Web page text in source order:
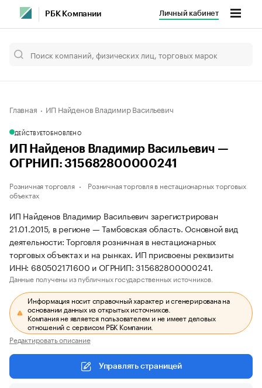
РБК Компании Личный кабинет
Главная ИП Найденов Владимир Васильевич
ДЕЙСТВУЕТОБНОВЛЕНО
ИП Найденов Владимир Васильевич —
ОГРНИП: 315682800000241
Розничная торговля
Розничная торговля в нестационарных торговых
объектах
ИП Найденов Владимир Васильевич зарегистрирован
21.01.2015, в регионе — Тамбовская область. Основной вид
деятельности: Торговля розничная в нестационарных
торговых объектах и на рынках. ИП присвоены реквизиты
ИНН: 680502171600 и ОГРНИП: 315682800000241.
Данные получены из публичных государственных источников.
Информация носит справочный характер и сгенерирована на
основании данных из открытых источников.
Компания не является пользователем и не имеет деловых
отношений с сервисом РБК Компании.
Редактировать описание
Управлять страницей